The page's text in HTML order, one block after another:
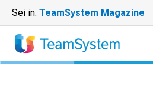
Sei in: TeamSystem Magazine